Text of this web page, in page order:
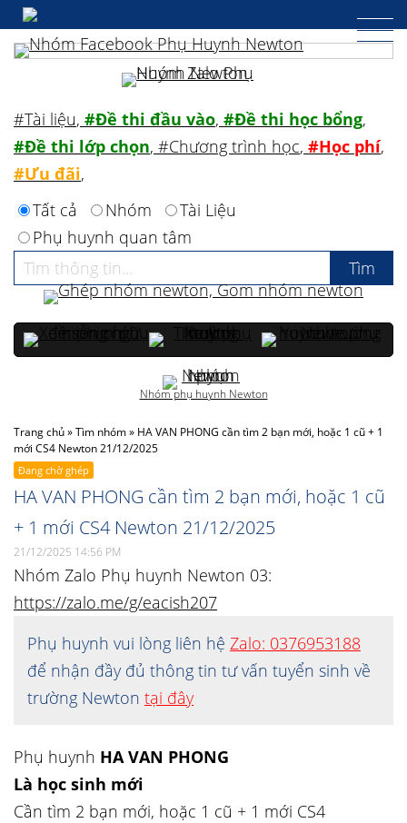
Trang chủ»Tìm nhóm» HA VAN PHONG cần tìm 2 bạn mới, hoặc 1 cũ + 1
mới CS4 Newton 21/12/2025
Đang chờ ghép
HA VAN PHONG cần tìm 2 bạn mới, hoặc 1 cũ
+ 1 mới CS4 Newton 21/12/2025
21/12/2025 14:56 PM
Nhóm Zalo Phụ huynh Newton 03:
https://zalo.me/g/eacish207
Phụ huynh vui lòng liên hệ Zalo: 0376953188
để nhận đầy đủ thông tin tư vấn tuyển sinh về
trường Newton tại đây
Phụ huynh HA VAN PHONG
Là học sinh mới
Cần tìm 2 bạn mới, hoặc 1 cũ + 1 mới CS4
#Tài liệu, #Đề thi đầu vào, #Đề thi học bổng,
#Đề thi lớp chọn, #Chương trình học, #Học phí,
#Ưu đãi,
Tất cả
Nhóm
Tài Liệu
Phụ huynh quan tâm
Nhóm phụ huynh Newton